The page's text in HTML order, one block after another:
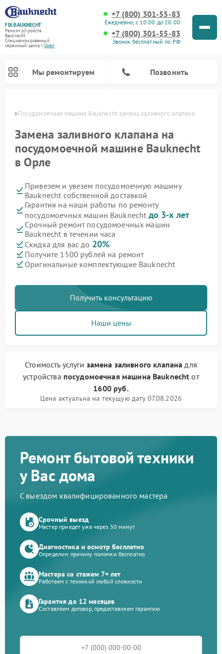
FIX-BAUKNECHT
Ремонт устройств
Bauknecht
Специализированный
cервисный центр г.Орёл
+7 (800) 301-55-83
Ежедневно, с 10:00 до 20:00
+7 (800) 301-55-83
Звонок бесплатный по РФ
Мы ремонтируем Позвонить
Посудомоечная машина Bauknecht замена заливного клапана
Замена заливного клапана на
посудомоечной машине Bauknecht
в Орле
Привезем и увезем посудомоечную машину
Bauknecht собственной доставкой
Гарантия на наши работы по ремонту
посудомоечных машин Bauknecht до 3-х лет
Срочный ремонт посудомоечных машин
Bauknecht в течении часа
Скидка для вас до 20%
Получите 1500 рублей на ремонт
Оригинальные комплектующие Bauknecht
Получить консультацию
Наши цены
Стоимость услуги замена заливного клапана для
устройства посудомоечная машина Bauknecht от
1600 руб.
Цена актуальна на текущую дату 07.08.2026
Ремонт бытовой техники
у Вас дома
С выездом квалифицированного мастера
Срочный выезд
Мастер приедет уже через 30 минут
Диагностика и осмотр бесплатно
Определим причину поломки бесплатно
Мастера со стажем 7+ лет
Работаем с техникой любой сложности
Гарантия до 12 месяцев
Составляем договор, предоставляем гарантию